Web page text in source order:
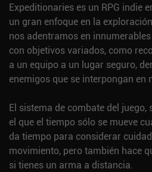
Expeditionaries es un RPG indie
un gran enfoque en la
nos adentramos en
con objetivos variados, como
a un equipo a un lugar seguro,
enemigos que se interpongan en
El sistema de combate del juego,
el que el tiempo sólo se mueve
da tiempo para considerar
movimiento, pero también hace
si tienes un arma a distancia.